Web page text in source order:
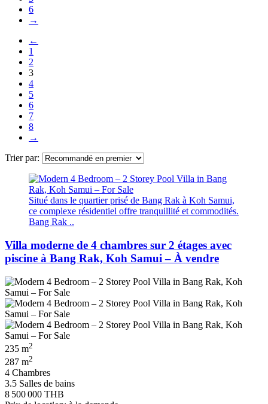
6
→
←
1
2
3
4
5
6
7
8
→
Trier par:
Situé dans le quartier prisé de Bang Rak à Koh Samui,
ce complexe résidentiel offre tranquillité et commodités.
Bang Rak ..
Villa moderne de 4 chambres sur 2 étages avec
piscine à Bang Rak, Koh Samui – À vendre
235 m2
287 m2
4 Chambres
3.5 Salles de bains
8 500 000 THB